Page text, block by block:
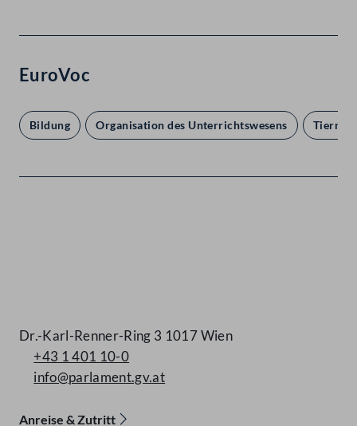
EuroVoc
Bildung Organisation des Unterrichtswesens
Dr.-Karl-Renner-Ring 3 1017 Wien
+43 1 401 10-0
info@parlament.gv.at
Anreise & Zutritt